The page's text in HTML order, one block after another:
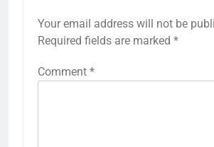
Your email address will not be
Required fields are marked *
Comment *